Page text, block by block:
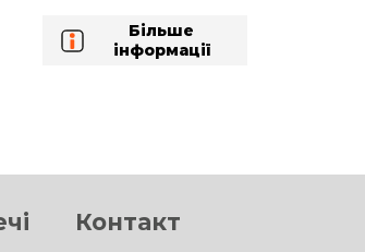
Більше
інформації
Контакт